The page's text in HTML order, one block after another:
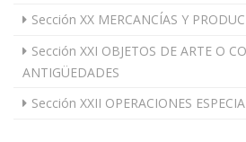
Sección XX MERCANCÍAS Y
Sección XXI OBJETOS DE ARTE O
ANTIGÜEDADES
Sección XXII OPERACIONES